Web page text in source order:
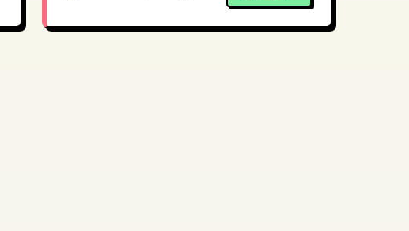
的便捷性，适合需要快速搭建在线代码编辑环境的
开发者使用。